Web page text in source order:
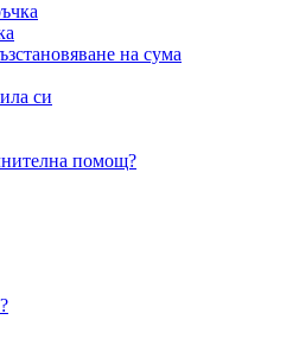
на сума
си
помощ?